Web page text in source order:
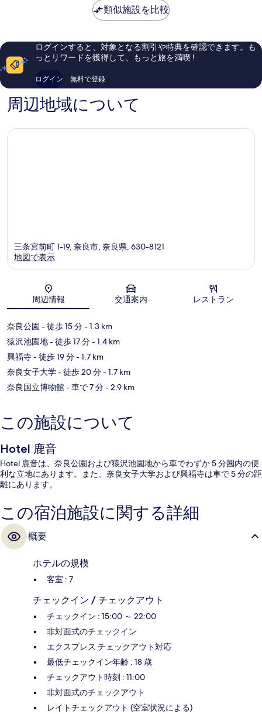
し
口
コ
503
件
の
口
コ
ミ
ミ
類似施設を比較
ログインすると、対象となる割引や特典を確認できます。も
っとリワードを獲得して、もっと旅を満喫 !
ログイン 無料で登録
周辺地域について
地図
三条宮前町 1-19, 奈良市, 奈良県, 630-8121
地図で表示
周辺情報 交通案内 レストラン
奈良公園 - 徒歩 15 分- 1.3 km
猿沢池園地- 徒歩 17 分- 1.4 km
興福寺- 徒歩 19 分- 1.7 km
奈良女子大学- 徒歩 20 分- 1.7 km
奈良国立博物館- 車で 7 分- 2.9 km
この施設について
Hotel 鹿音
Hotel 鹿音は、奈良公園および猿沢池園地から車でわずか 5 分圏内の便
利な立地にあります。また、奈良女子大学および興福寺は車で 5 分の距
離にあります。
この宿泊施設に関する詳細
概要
ホテルの規模
客室 : 7
チェックイン / チェックアウト
チェックイン : 15:00 ～ 22:00
非対面式のチェックイン
エクスプレス チェックアウト対応
最低チェックイン年齢 : 18 歳
チェックアウト時刻 : 11:00
非対面式のチェックアウト
レイトチェックアウト (空室状況による)